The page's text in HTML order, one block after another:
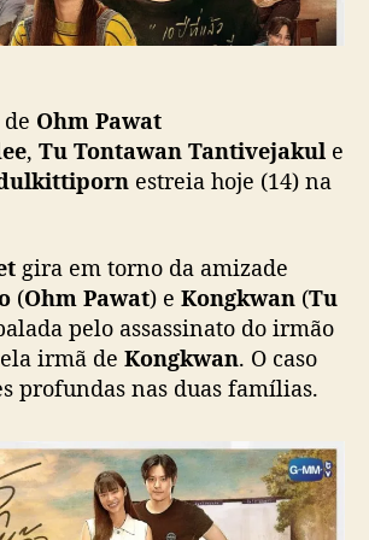
ã
c
k
e
i
a
h
o
j
a
G
M
Ohm Pawat
, Tu Tontawan Tantivejakul e
estreia hoje (14) na
gira em torno da amizade
(Ohm Pawat) e Kongkwan (Tu
pelo assassinato do irmão
irmã de Kongkwan. O caso
profundas nas duas famílias.